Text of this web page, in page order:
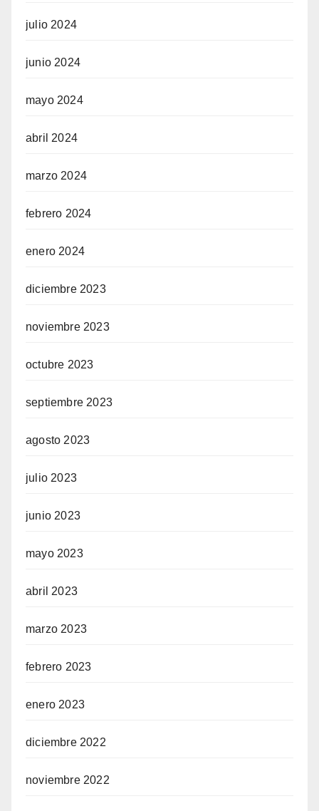
julio 2024
junio 2024
mayo 2024
abril 2024
marzo 2024
febrero 2024
enero 2024
diciembre 2023
noviembre 2023
octubre 2023
septiembre 2023
agosto 2023
julio 2023
junio 2023
mayo 2023
abril 2023
marzo 2023
febrero 2023
enero 2023
diciembre 2022
noviembre 2022